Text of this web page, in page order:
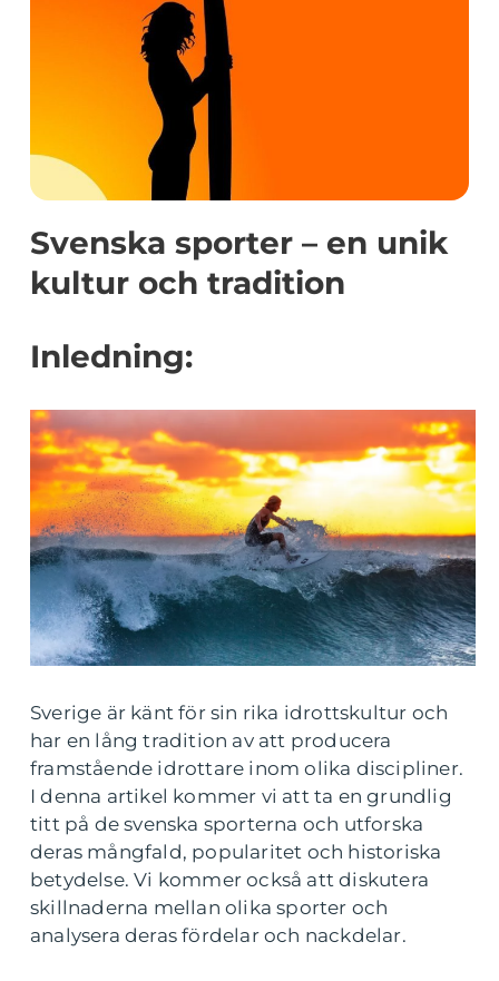
Svenska sporter – en unik
kultur och tradition
Inledning:
Sverige är känt för sin rika idrottskultur och
har en lång tradition av att producera
framstående idrottare inom olika discipliner.
I denna artikel kommer vi att ta en grundlig
titt på de svenska sporterna och utforska
deras mångfald, popularitet och historiska
betydelse. Vi kommer också att diskutera
skillnaderna mellan olika sporter och
analysera deras fördelar och nackdelar.